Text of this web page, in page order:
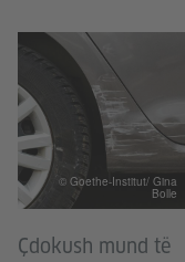
© Goethe-Institut/ Gina
Bolle
Çdokush mund të